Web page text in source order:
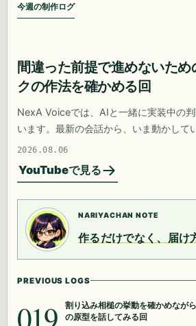
今週の制作ログ
間違った前提で進めないた
クの作法を確かめる回
NexA Voiceでは、AIと一緒に実装中の
います。最新の会話から、いま動かして
い。
2026.08.06
YouTubeで見る
NARIYACHAN NOTE
作るだけでなく、届け
PREVIOUS LOGS
019
割り込み相槌の挙動を確かめなが
の原型を話してみる回